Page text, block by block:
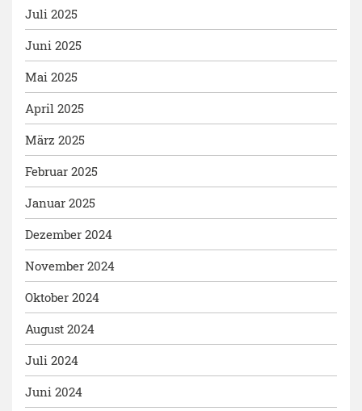
Juli 2025
Juni 2025
Mai 2025
April 2025
März 2025
Februar 2025
Januar 2025
Dezember 2024
November 2024
Oktober 2024
August 2024
Juli 2024
Juni 2024